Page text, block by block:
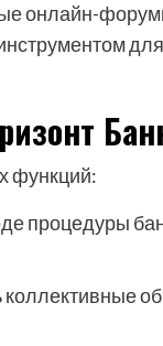
онлайн-
функций:
процедуры